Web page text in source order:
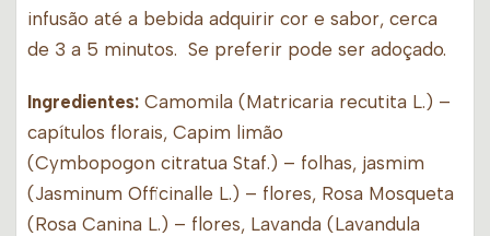
infusão até a bebida adquirir cor e sabor, cerca
de 3 a 5 minutos. Se preferir pode ser adoçado.
Ingredientes: Camomila (Matricaria recutita L.) –
capítulos florais, Capim limão
(Cymbopogon citratua Staf.) – folhas, jasmim
(Jasminum Officinalle L.) – flores, Rosa Mosqueta
(Rosa Canina L.) – flores, Lavanda (Lavandula